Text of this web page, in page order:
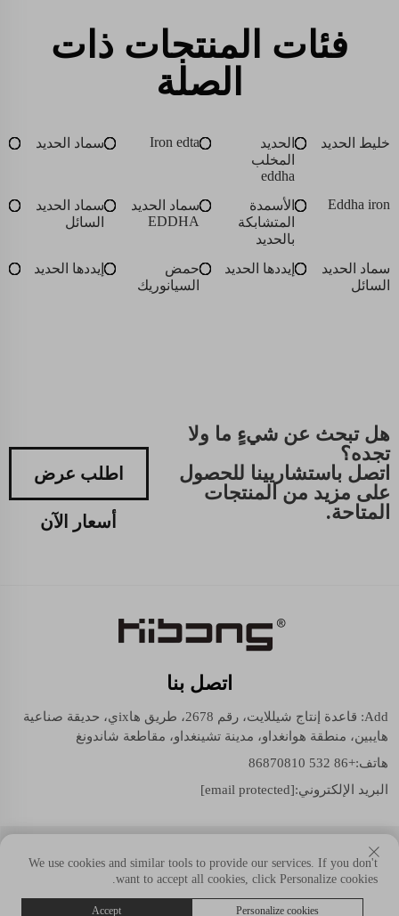
فئات المنتجات ذات
الصلة
خليط الحديد
الحديد
المخلب
eddha
Iron edta سماد الحديد
Eddha iron
الأسمدة
المتشابكة
بالحديد
سماد الحديد
EDDHA
سماد الحديد
السائل
سماد الحديد
السائل
إيددها الحديد
حمض
السيانوريك
إيددها الحديد
هل تبحث عن شيءٍ ما ولا
تجده؟
اتصل باستشاريينا للحصول
على مزيد من المنتجات
المتاحة.
اطلب عرض
أسعار الآن
اتصل بنا
Add: قاعدة إنتاج شيللايت، رقم 2678، طريق هاixي، حديقة صناعية
هايبين، منطقة هوانغداو، مدينة تشينغداو، مقاطعة شاندونغ
هاتف:+86 532 86870810
البريد الإلكتروني:[email protected]
حقوق النسخ © شيللايت (مجموعة شاندونغ) المحدودة. جميع الحقوق
محفوظة.
We use cookies and similar tools to provide our services. If you don't
want to accept all cookies, click Personalize cookies.
Personalize cookies
Accept